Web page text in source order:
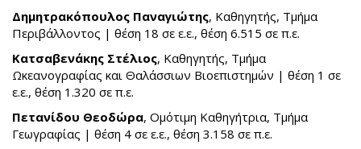
Δημητρακόπουλος Παναγιώτης, Καθηγητής, Τμήμα
Περιβάλλοντος | θέση 18 σε ε.ε., θέση 6.515 σε π.ε.
Κατσαβενάκης Στέλιος, Καθηγητής, Τμήμα
Ωκεανογραφίας και Θαλάσσιων Βιοεπιστημών | θέση 1 σε
ε.ε., θέση 1.320 σε π.ε.
Πετανίδου Θεοδώρα, Ομότιμη Καθηγήτρια, Τμήμα
Γεωγραφίας | θέση 4 σε ε.ε., θέση 3.158 σε π.ε.